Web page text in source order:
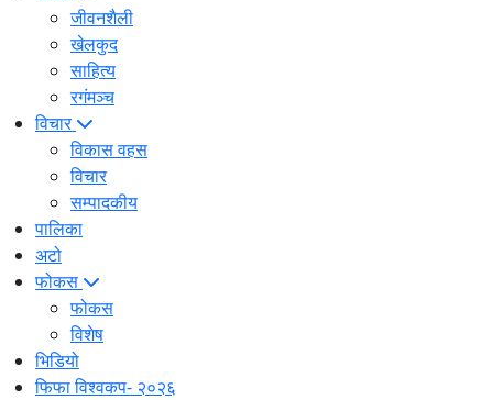
जीवनशैली
खेलकुद
साहित्य
रगंमञ्च
विचार
विकास वहस
विचार
सम्पादकीय
पालिका
अटो
फोकस
फोकस
विशेष
भिडियो
फिफा विश्वकप- २०२६